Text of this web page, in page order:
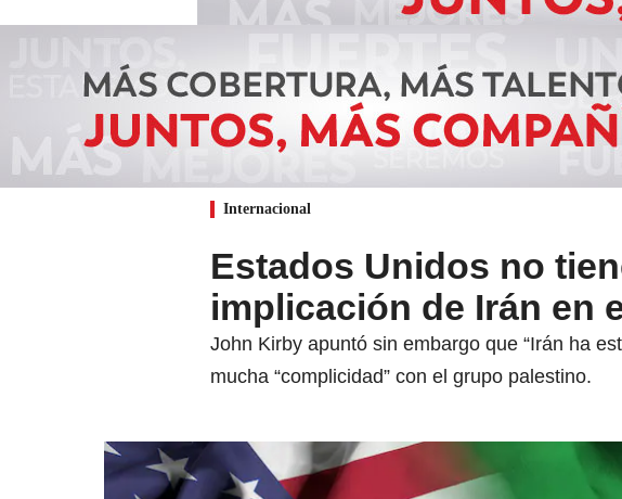
Internacional
Estados Unidos no
implicación de Irán en
John Kirby apuntó sin embargo que “Irán ha
mucha “complicidad” con el grupo palestino.